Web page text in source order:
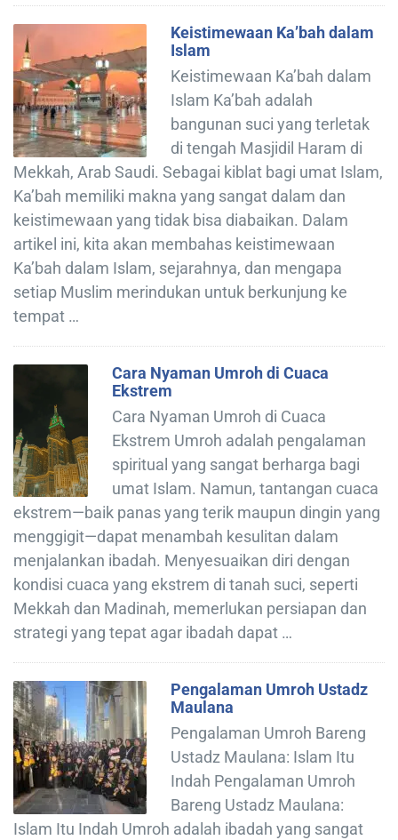
Keistimewaan Ka’bah dalam
Islam
Keistimewaan Ka’bah dalam
Islam Ka’bah adalah
bangunan suci yang terletak
di tengah Masjidil Haram di
Mekkah, Arab Saudi. Sebagai kiblat bagi umat Islam,
Ka’bah memiliki makna yang sangat dalam dan
keistimewaan yang tidak bisa diabaikan. Dalam
artikel ini, kita akan membahas keistimewaan
Ka’bah dalam Islam, sejarahnya, dan mengapa
setiap Muslim merindukan untuk berkunjung ke
tempat …
Cara Nyaman Umroh di Cuaca
Ekstrem
Cara Nyaman Umroh di Cuaca
Ekstrem Umroh adalah pengalaman
spiritual yang sangat berharga bagi
umat Islam. Namun, tantangan cuaca
ekstrem—baik panas yang terik maupun dingin yang
menggigit—dapat menambah kesulitan dalam
menjalankan ibadah. Menyesuaikan diri dengan
kondisi cuaca yang ekstrem di tanah suci, seperti
Mekkah dan Madinah, memerlukan persiapan dan
strategi yang tepat agar ibadah dapat …
Pengalaman Umroh Ustadz
Maulana
Pengalaman Umroh Bareng
Ustadz Maulana: Islam Itu
Indah Pengalaman Umroh
Bareng Ustadz Maulana:
Islam Itu Indah Umroh adalah ibadah yang sangat